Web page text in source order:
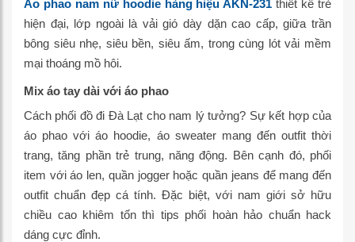
Áo phao nam nữ hoodie hàng hiệu AKN-231 thiết kế trẻ
hiện đại, lớp ngoài là vải gió dày dặn cao cấp, giữa trần
bông siêu nhẹ, siêu bền, siêu ấm, trong cùng lót vải mềm
mại thoáng mồ hôi.
Mix áo tay dài với áo phao
Cách phối đồ đi Đà Lạt cho nam lý tưởng? Sự kết hợp của
áo phao với áo hoodie, áo sweater mang đến outfit thời
trang, tăng phần trẻ trung, năng động. Bên cạnh đó, phối
item với áo len, quần jogger hoặc quần jeans để mang đến
outfit chuẩn đẹp cá tính. Đặc biệt, với nam giới sở hữu
chiều cao khiêm tốn thì tips phối hoàn hảo chuẩn hack
dáng cực đỉnh.